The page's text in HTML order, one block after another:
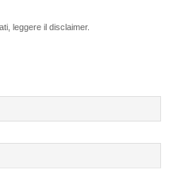
leggere il disclaimer.